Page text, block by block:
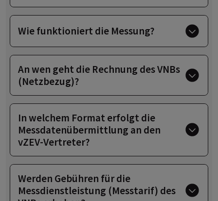
Wie funktioniert die Messung?
An wen geht die Rechnung des VNBs
(Netzbezug)?
In welchem Format erfolgt die
Messdatenübermittlung an den
vZEV-Vertreter?
Werden Gebühren für die
Messdienstleistung (Messtarif) des